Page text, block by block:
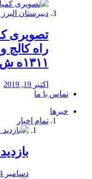
️تصویری
راه كالج
۱۳۱۱ه ش
اکتبر 19, 2019
تماس با ما
خبرها
تمام اخبار
دسامبر 24, 2019